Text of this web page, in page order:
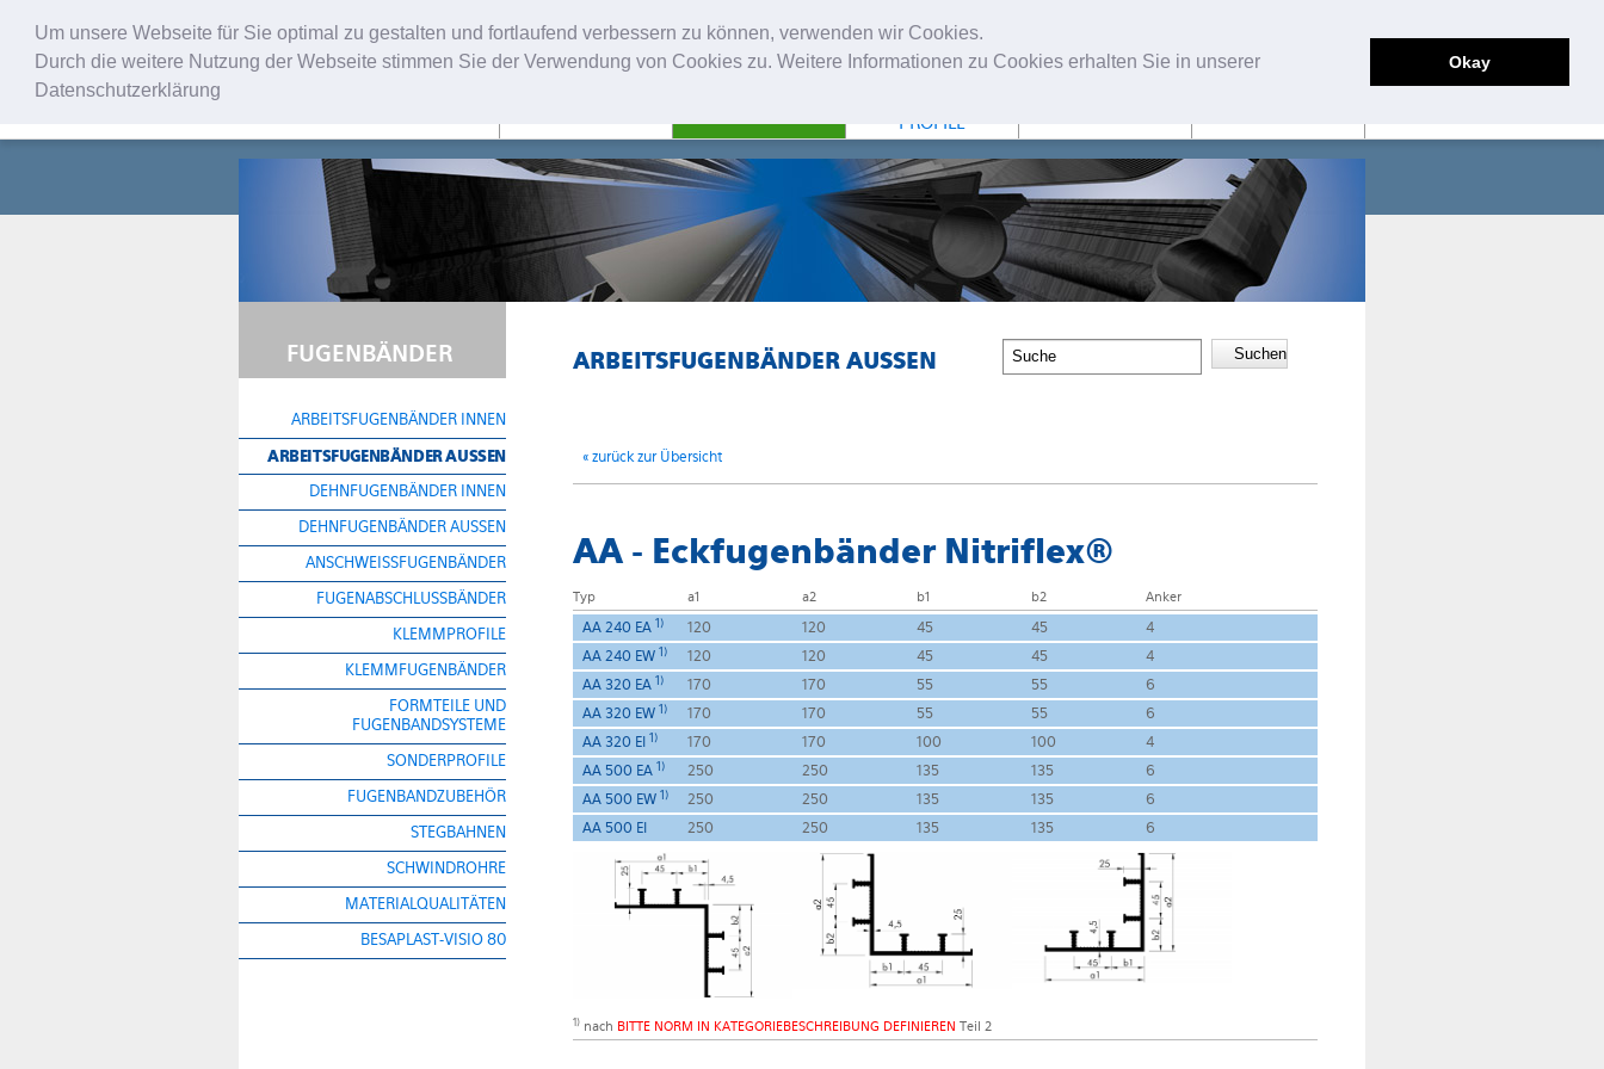
Um unsere Webseite für Sie optimal zu gestalten und fortlaufend verbessern zu können, verwenden wir Cookies.
Durch die weitere Nutzung der Webseite stimmen Sie der Verwendung von Cookies zu. Weitere Informationen zu Cookies erhalten Sie in unserer
Datenschutzerklärung
Okay
PROFILE
FUGENBÄNDER ARBEITSFUGENBÄNDER AUSSEN
ARBEITSFUGENBÄNDER INNEN
ARBEITSFUGENBÄNDER AUSSEN
DEHNFUGENBÄNDER INNEN
DEHNFUGENBÄNDER AUSSEN
ANSCHWEISSFUGENBÄNDER
FUGENABSCHLUSSBÄNDER
KLEMMPROFILE
KLEMMFUGENBÄNDER
FORMTEILE UND
FUGENBANDSYSTEME
SONDERPROFILE
FUGENBANDZUBEHÖR
STEGBAHNEN
SCHWINDROHRE
MATERIALQUALITÄTEN
BESAPLAST-VISIO 80
« zurück zur Übersicht
AA - Eckfugenbänder Nitriflex®
Typ a1 a2 b1 b2 Anker
AA 240 EA 1) 120 120 45 45
4
AA 240 EW 1) 120 120 45 45
4
AA 320 EA 1) 170 170 55 55
6
AA 320 EW 1) 170 170 55 55
6
AA 320 EI 1) 170 170 100 100
4
AA 500 EA 1) 250 250 135 135
6
AA 500 EW 1) 250 250 135 135
6
AA 500 EI
250 250 135 135 6
1) nach BITTE NORM IN KATEGORIEBESCHREIBUNG DEFINIEREN Teil 2